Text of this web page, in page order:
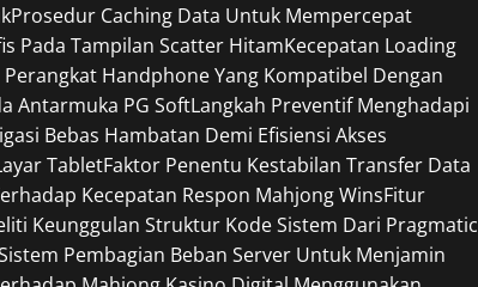
Prosedur Caching Data Untuk Mempercepat
Pada Tampilan Scatter HitamKecepatan Loading
Handphone Yang Kompatibel Dengan
Antarmuka PG SoftLangkah Preventif Menghadapi
Bebas Hambatan Demi Efisiensi Akses
TabletFaktor Penentu Kestabilan Transfer Data
Kecepatan Respon Mahjong WinsFitur
Keunggulan Struktur Kode Sistem Dari Pragmatic
Pembagian Beban Server Untuk Menjamin